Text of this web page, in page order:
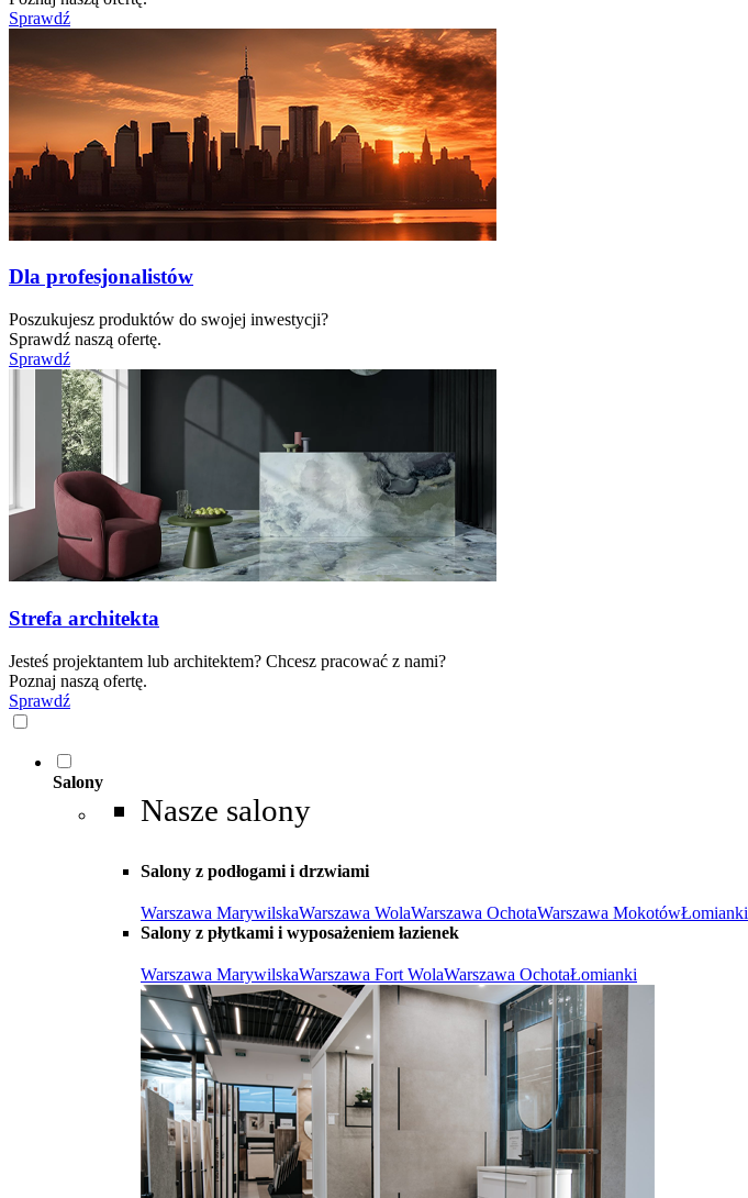
Sprawdź
Dla profesjonalistów
Poszukujesz produktów do swojej inwestycji?
Sprawdź naszą ofertę.
Sprawdź
Strefa architekta
Jesteś projektantem lub architektem? Chcesz pracować z nami?
Poznaj naszą ofertę.
Sprawdź
Salony
Nasze salony
Salony z podłogami i drzwiami
Warszawa MarywilskaWarszawa WolaWarszawa OchotaWarszawa MokotówŁomianki
Salony z płytkami i wyposażeniem łazienek
Warszawa MarywilskaWarszawa Fort WolaWarszawa OchotaŁomianki